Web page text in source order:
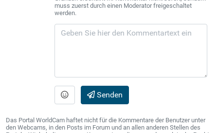
muss zuerst durch einen Moderator freigeschaltet
werden.
Senden
Das Portal WorldCam haftet nicht für die Kommentare der Benutzer unter
den Webcams, in den Posts im Forum und an allen anderen Stellen des